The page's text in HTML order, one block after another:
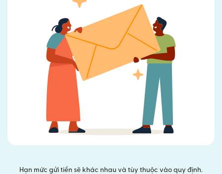
Hạn mức gửi tiền sẽ khác nhau và tùy thuộc vào quy định.